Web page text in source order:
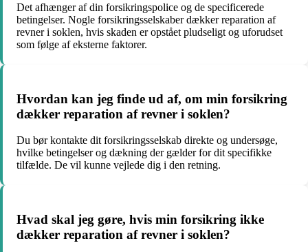
Det afhænger af din forsikringspolice og de specificerede
betingelser. Nogle forsikringsselskaber dækker reparation af
revner i soklen, hvis skaden er opstået pludseligt og uforudset
som følge af eksterne faktorer.
Hvordan kan jeg finde ud af, om min forsikring
dækker reparation af revner i soklen?
Du bør kontakte dit forsikringsselskab direkte og undersøge,
hvilke betingelser og dækning der gælder for dit specifikke
tilfælde. De vil kunne vejlede dig i den retning.
Hvad skal jeg gøre, hvis min forsikring ikke
dækker reparation af revner i soklen?